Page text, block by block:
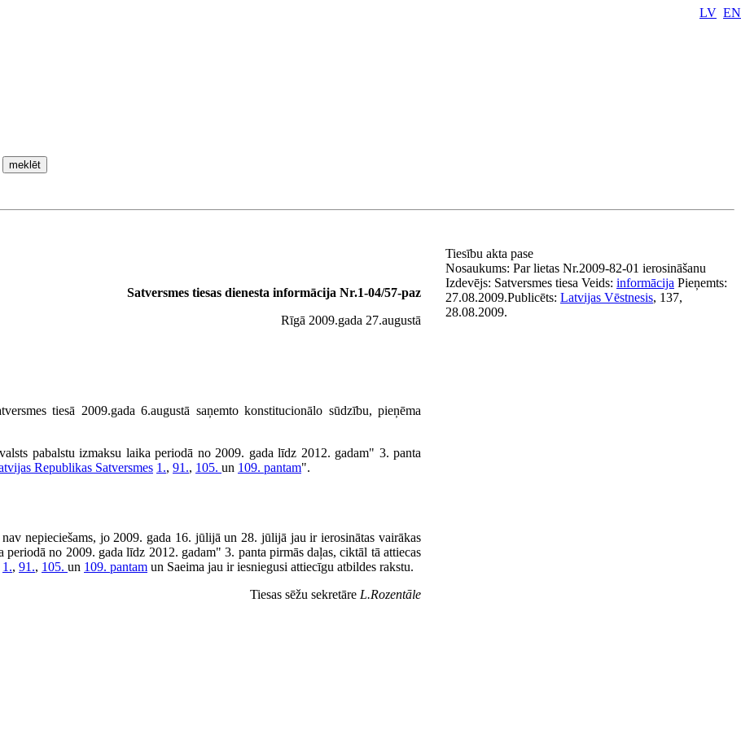
LV EN
meklēt
Satversmes tiesas dienesta informācija Nr.1-04/57-paz
Rīgā 2009.gada 27.augustā
tiesā 2009.gada 6.augustā saņemto konstitucionālo sūdzību, pieņēma
pabalstu izmaksu laika periodā no 2009. gada līdz 2012. gadam" 3. panta
Republikas Satversmes 1., 91., 105. un 109. pantam".
nepieciešams, jo 2009. gada 16. jūlijā un 28. jūlijā jau ir ierosinātas vairākas
no 2009. gada līdz 2012. gadam" 3. panta pirmās daļas, ciktāl tā attiecas
1., 91., 105. un 109. pantam un Saeima jau ir iesniegusi attiecīgu atbildes rakstu.
Tiesas sēžu sekretāre L.Rozentāle
Tiesību akta pase
Nosaukums: Par lietas Nr.2009-82-01 ierosināšanu
Izdevējs: Satversmes tiesa Veids: informācija Pieņemts:
27.08.2009.Publicēts: Latvijas Vēstnesis, 137,
28.08.2009.